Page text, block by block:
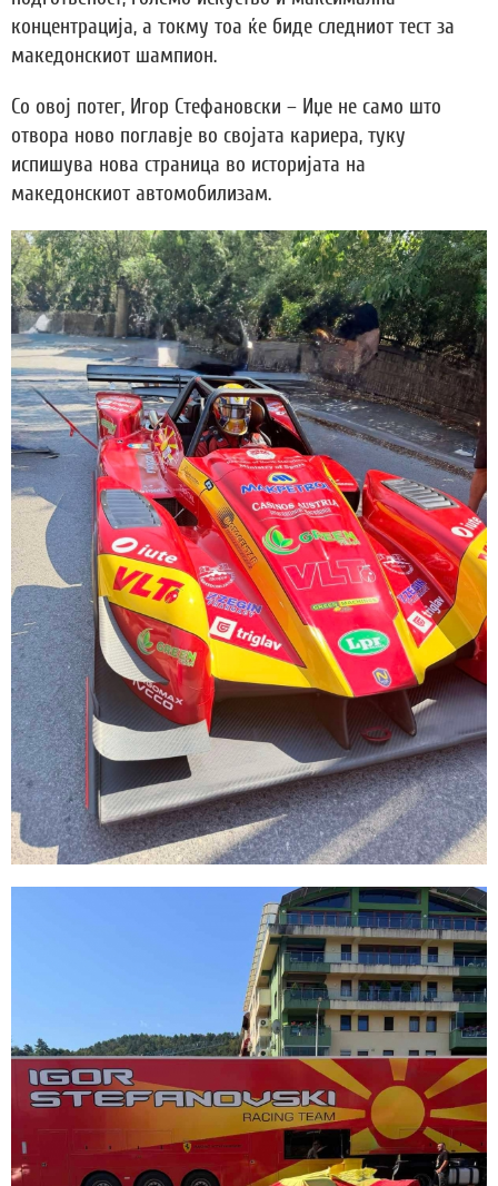
концентрација, а токму тоа ќе биде следниот тест за
македонскиот шампион.
Со овој потег, Игор Стефановски – Иџе не само што
отвора ново поглавје во својата кариера, туку
испишува нова страница во историјата на
македонскиот автомобилизам.